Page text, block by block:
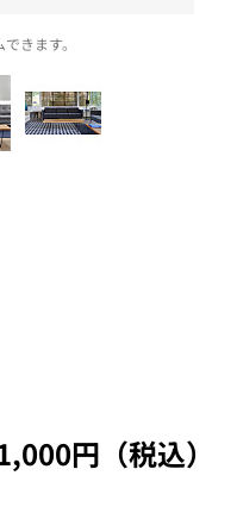
きます。
円（税込）